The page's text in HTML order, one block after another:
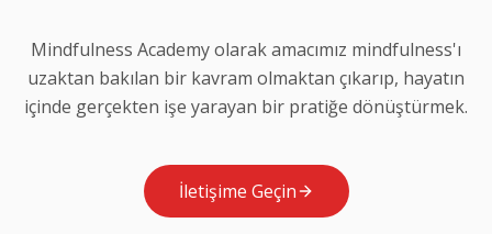
Mindfulness Academy olarak amacımız mindfulness'ı
uzaktan bakılan bir kavram olmaktan çıkarıp, hayatın
içinde gerçekten işe yarayan bir pratiğe dönüştürmek.
İletişime Geçin